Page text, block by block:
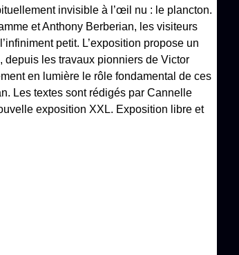
invisible à l’œil nu : le plancton.
et Anthony Berberian, les visiteurs
petit. L’exposition propose un
les travaux pionniers de Victor
en lumière le rôle fondamental de ces
Les textes sont rédigés par Cannelle
exposition XXL. Exposition libre et